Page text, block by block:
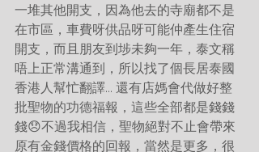
一堆其他開支，因為他去的寺廟都不是
在市區，車費呀供品呀可能仲產生住宿
開支，而且朋友到埗未夠一年，泰文稱
唔上正常溝通到，所以找了個長居泰國
香港人幫忙翻譯... 還有店媽會代做好整
批聖物的功德福報，這些全部都是錢錢
錢😞不過我相信，聖物絕對不止會帶來
原有金錢價格的回報，當然是更多，很